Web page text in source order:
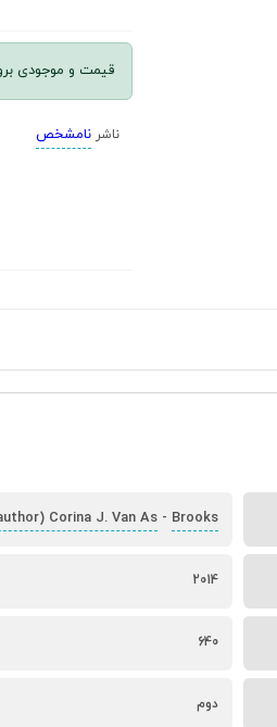
قیمت و موجودی
ناشرنامشخص
Corina J. Van As- Brooks
2014
640
دوم